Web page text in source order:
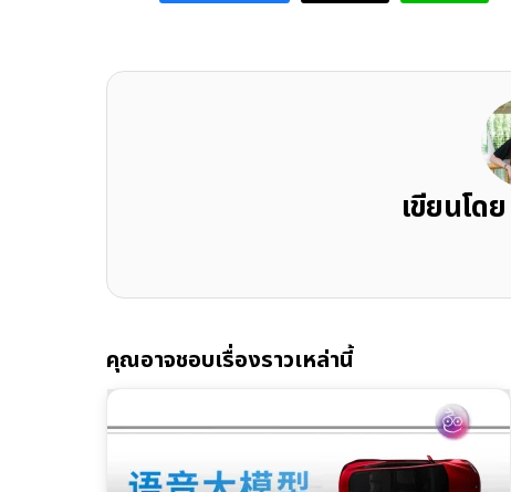
เขียนโดย
คุณอาจชอบเรื่องราวเหล่านี้